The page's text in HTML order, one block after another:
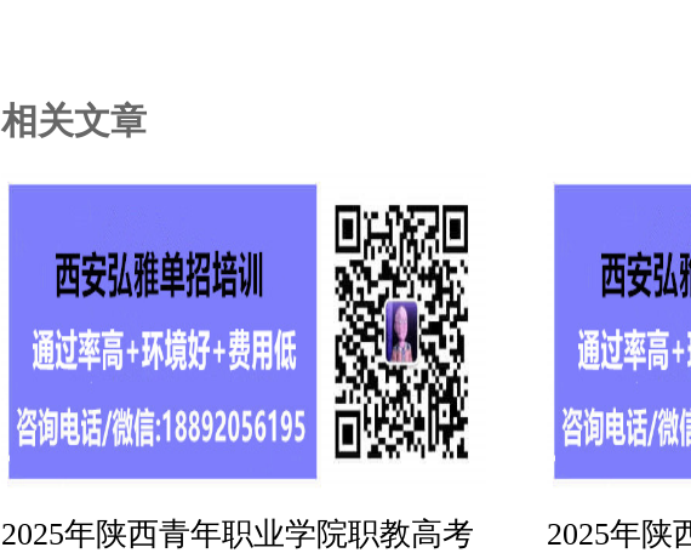
相关文章
2025年陕西青年职业学院职教高考 2025年陕